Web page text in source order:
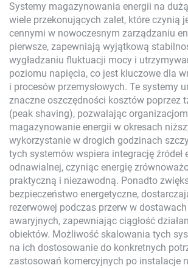
Systemy magazynowania energii na
wiele przekonujących zalet, które czynią
cennymi w nowoczesnym zarządzaniu
pierwsze, zapewniają wyjątkową
wygładzaniu fluktuacji mocy i
poziomu napięcia, co jest kluczowe dla
i procesów przemysłowych. Te systemy
znaczne oszczędności kosztów poprzez
(peak shaving), pozwalając
magazynowanie energii w okresach
wykorzystanie w drogich godzinach
tych systemów wspiera integrację źródeł
odnawialnej, czyniąc energię
praktyczną i niezawodną. Ponadto
bezpieczeństwo energetyczne,
rezerwowej podczas przerw w
awaryjnych, zapewniając ciągłość
obiektów. Możliwość skalowania tych
na ich dostosowanie do konkretnych
zastosowań komercyjnych po instalacje